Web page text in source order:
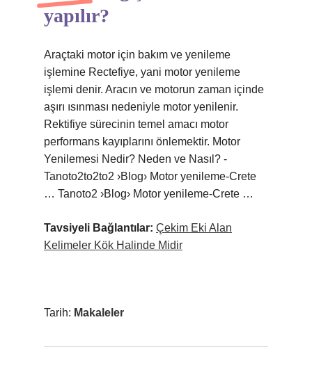
yapılır?
Araçtaki motor için bakım ve yenileme
işlemine Rectefiye, yani motor yenileme
işlemi denir. Aracın ve motorun zaman içinde
aşırı ısınması nedeniyle motor yenilenir.
Rektifiye sürecinin temel amacı motor
performans kayıplarını önlemektir. Motor
Yenilemesi Nedir? Neden ve Nasıl? -
Tanoto2to2to2 ›Blog› Motor yenileme-Crete
… Tanoto2 ›Blog› Motor yenileme-Crete …
Tavsiyeli Bağlantılar: Çekim Eki Alan
Kelimeler Kök Halinde Midir
Tarih: Makaleler